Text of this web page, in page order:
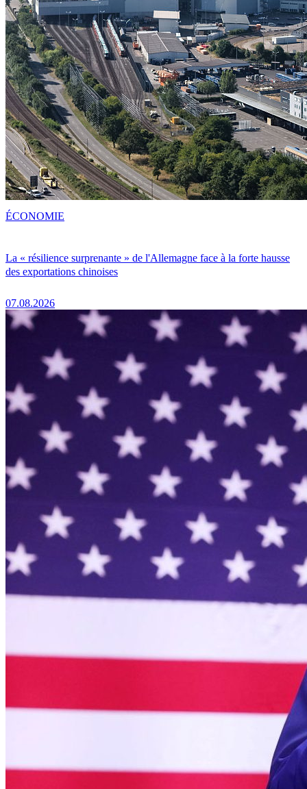
La « résilience surprenante » de l'Allemagne face à la forte hausse
des exportations chinoises
07.08.2026
ÉCONOMIE